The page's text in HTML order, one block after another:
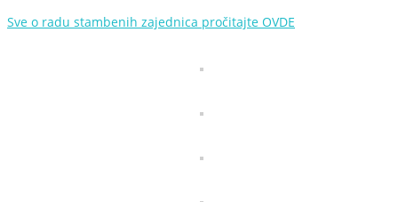
Sve o radu stambenih zajednica pročitajte OVDE